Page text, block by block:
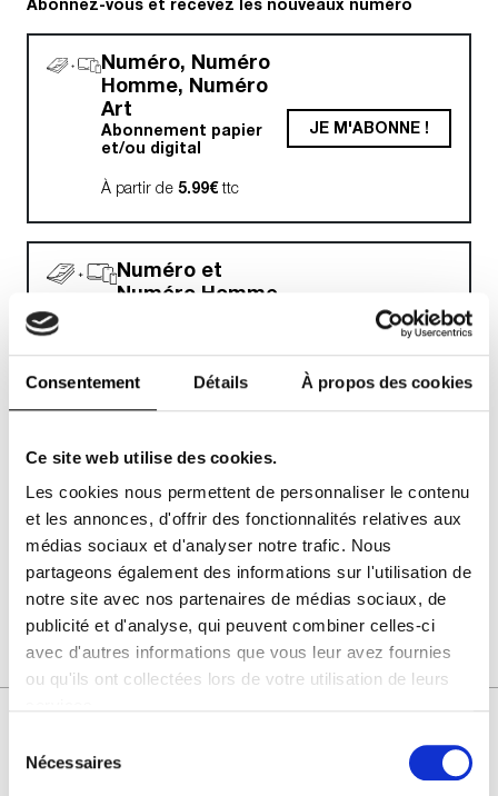
Consentement Détails À propos des cookies
Ce site web utilise des cookies.
Les cookies nous permettent de personnaliser le contenu
et les annonces, d'offrir des fonctionnalités relatives aux
médias sociaux et d'analyser notre trafic. Nous
partageons également des informations sur l'utilisation de
notre site avec nos partenaires de médias sociaux, de
publicité et d'analyse, qui peuvent combiner celles-ci
avec d'autres informations que vous leur avez fournies
ou qu'ils ont collectées lors de votre utilisation de leurs
Nécessaires
Abonnez-vous et recevez les nouveaux numéro
Numéro, Numéro
Homme, Numéro
Art
Abonnement papier
et/ou digital
À partir de5.99€ ttc
JE M'ABONNE !
Numéro et
Numéro Homme
À partir de 4.99€ttc
JE M'ABONNE !
Numéro HOMME
et/ou digital
À partir de 0.825€
JE M'ABONNE !
VOUS AIMEREZ AUSSI